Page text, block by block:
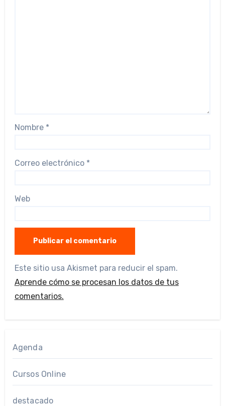
Nombre *
Correo electrónico *
Web
Este sitio usa Akismet para reducir el spam.
Aprende cómo se procesan los datos de tus
comentarios.
Agenda
Cursos Online
destacado